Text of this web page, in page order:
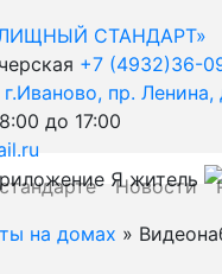
+7 (4932)36-
пр.
до 17:00
Новости
на домах »